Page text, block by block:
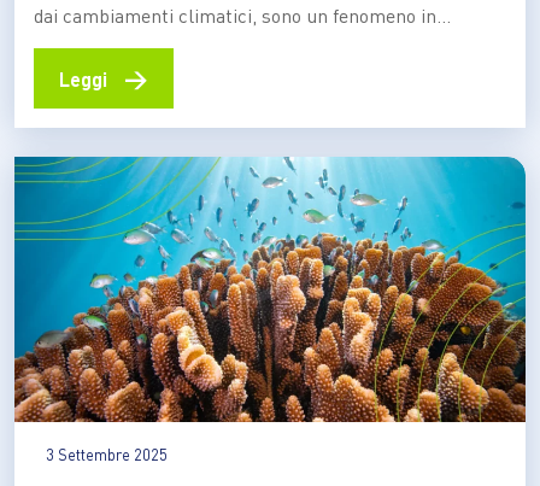
dai cambiamenti climatici, sono un fenomeno in
crescita nelle città di tutto il pianeta. Ecco come
impattano sulla salute e sull’ambiente, e quali sono le
stanno subendo trasformazioni profonde, e insieme a
loro si…
Leggi →
3 Settembre 2025